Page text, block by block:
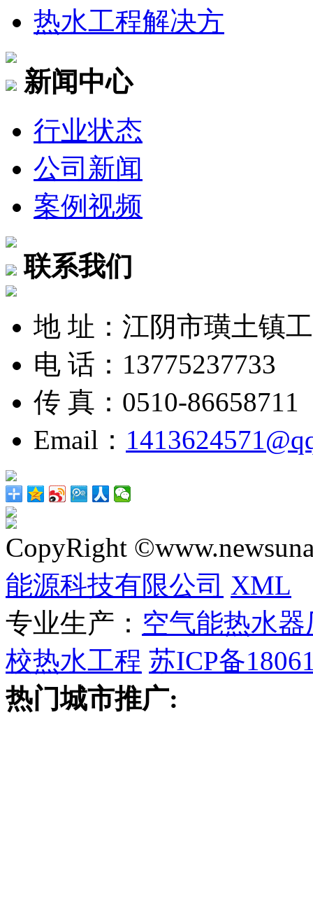
热水工程解决方
新闻中心
行业状态
公司新闻
案例视频
联系我们
地 址：江阴市璜土镇
电 话：13775237733
传 真：0510-86658711
Email：
CopyRight
能源科技有限公司 XML
专业生产： 空气能热水器
校热水工程 苏ICP备
热门城市推广: